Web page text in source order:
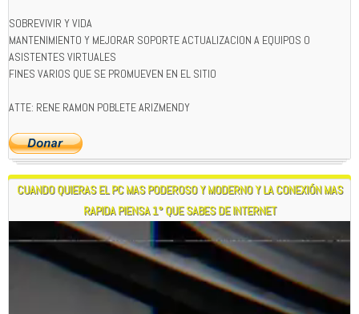
SOBREVIVIR Y VIDA
MANTENIMIENTO Y MEJORAR SOPORTE ACTUALIZACION A EQUIPOS O
ASISTENTES VIRTUALES
FINES VARIOS QUE SE PROMUEVEN EN EL SITIO
ATTE: RENE RAMON POBLETE ARIZMENDY
CUANDO QUIERAS EL PC MAS PODEROSO Y MODERNO Y LA CONEXIÓN MAS
RAPIDA PIENSA 1° QUE SABES DE INTERNET
Reproductor
de